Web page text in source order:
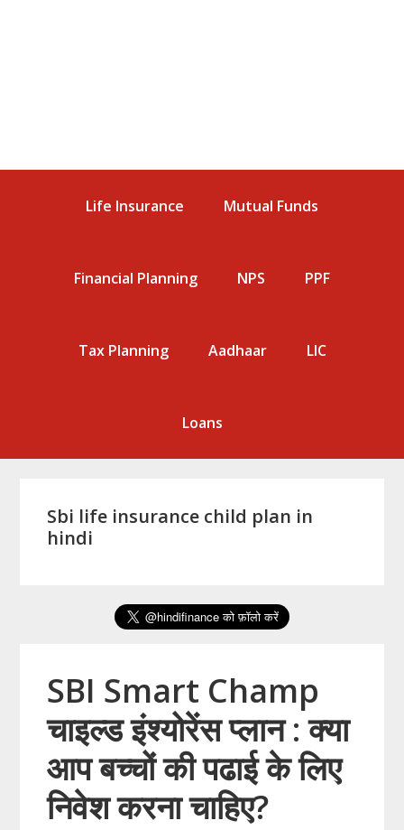
Life Insurance Mutual Funds
Financial Planning NPS PPF
Tax Planning Aadhaar LIC
Loans
Sbi life insurance child plan in
hindi
SBI Smart Champ
चाइल्ड इंश्योरेंस प्लान : क्या
आप बच्चों की पढाई के लिए
निवेश करना चाहिए?